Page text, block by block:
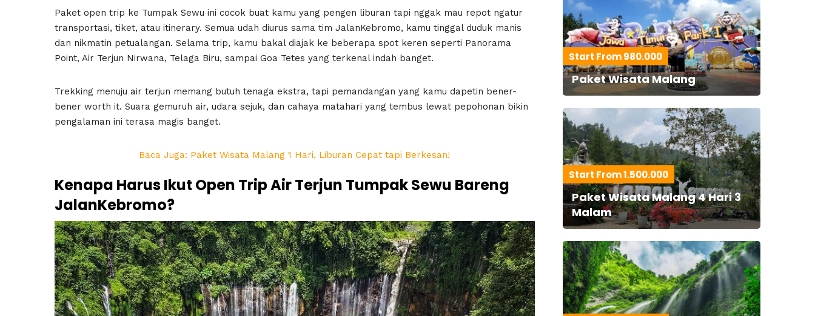
Paket open trip ke Tumpak Sewu ini cocok buat kamu yang pengen liburan tapi nggak mau repot ngatur
transportasi, tiket, atau itinerary. Semua udah diurus sama tim JalanKebromo, kamu tinggal duduk manis
dan nikmatin petualangan. Selama trip, kamu bakal diajak ke beberapa spot keren seperti Panorama
Point, Air Terjun Nirwana, Telaga Biru, sampai Goa Tetes yang terkenal indah banget.
Trekking menuju air terjun memang butuh tenaga ekstra, tapi pemandangan yang kamu dapetin bener-
bener worth it. Suara gemuruh air, udara sejuk, dan cahaya matahari yang tembus lewat pepohonan bikin
pengalaman ini terasa magis banget.
Baca Juga: Paket Wisata Malang 1 Hari, Liburan Cepat tapi Berkesan!
Kenapa Harus Ikut Open Trip Air Terjun Tumpak Sewu Bareng
JalanKebromo?
Start From 980.000
Paket Wisata Malang
Start From 1.500.000
Paket Wisata Malang 4 Hari 3
Malam